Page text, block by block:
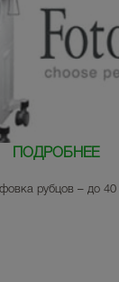
ПОДРОБНЕЕ
рубцов – до 40